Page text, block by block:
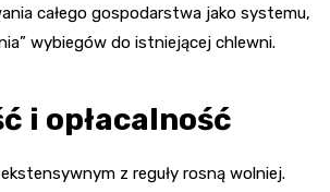
całego gospodarstwa jako systemu,
wybiegów do istniejącej chlewni.
i opłacalność
z reguły rosną wolniej.